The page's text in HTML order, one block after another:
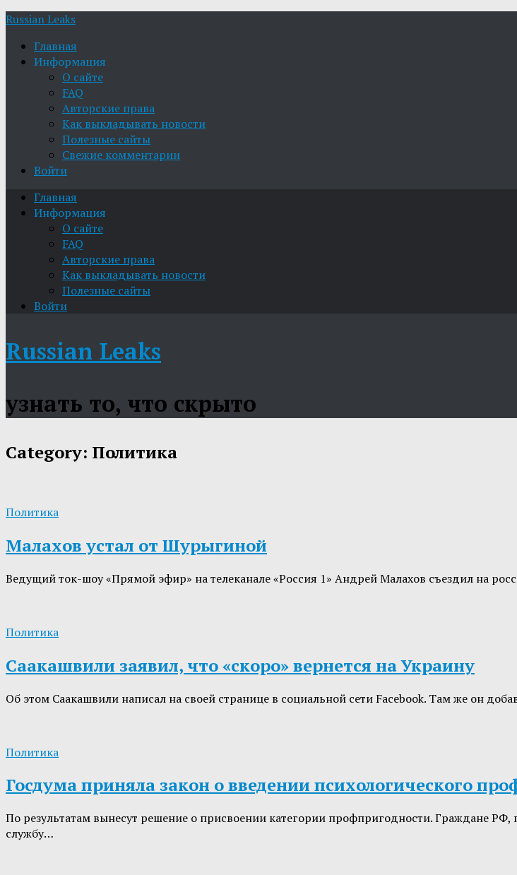
Russian Leaks
Главная
Информация
О сайте
FAQ
Авторские права
Как выкладывать новости
Полезные сайты
Свежие комментарии
Войти
Главная
Информация
О сайте
FAQ
Авторские права
Как выкладывать новости
Полезные сайты
Войти
Russian Leaks
узнать то, что скрыто
Category: Политика
Политика
Малахов устал от Шурыгиной
Ведущий ток-шоу «Прямой эфир» на телеканале «Россия 1» Андрей Малахов съездил на
Политика
Саакашвили заявил, что «скоро» вернется на Украину
Об этом Саакашвили написал на своей странице в социальной сети Facebook. Там же он
Политика
Госдума приняла закон о введении психологического
По результатам вынесут решение о присвоении категории профпригодности. Граждане
службу…